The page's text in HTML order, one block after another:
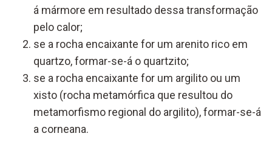
á mármore em resultado dessa transformação
pelo calor;
se a rocha encaixante for um arenito rico em
quartzo, formar-se-á o quartzito;
se a rocha encaixante for um argilito ou um
xisto (rocha metamórfica que resultou do
metamorfismo regional do argilito), formar-se-á
a corneana.